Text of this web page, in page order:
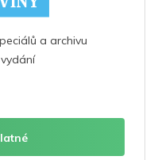
a archivu